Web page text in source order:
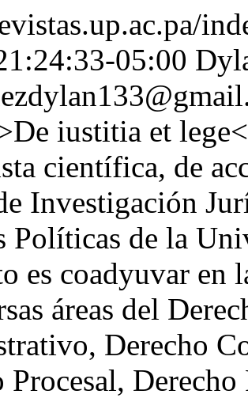
05:00
iustitia et
científica, de
Investigación
Políticas de la
es coadyuvar en
áreas del
Derecho
Procesal,